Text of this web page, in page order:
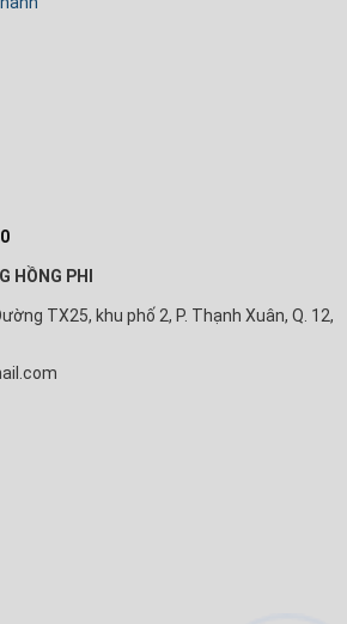
HỒNG PHI
TX25, khu phố 2, P. Thạnh Xuân, Q. 12,